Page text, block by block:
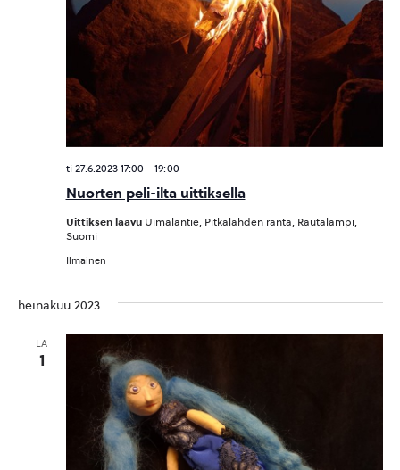
Nuorten peli-ilta uittiksella
ti 27.6.2023 17:00 - 19:00
Uittiksen laavu Uimalantie, Pitkälahden ranta, Rautalampi,
Suomi
Ilmainen
heinäkuu 2023
LA
1